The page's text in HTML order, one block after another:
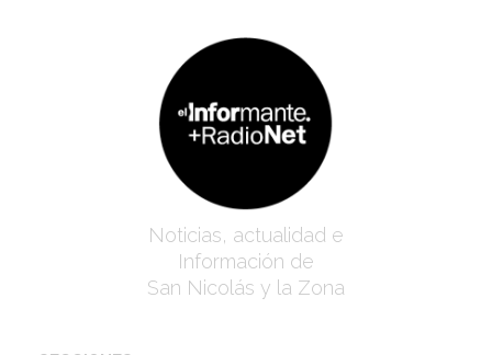
Noticias, actualidad e
Información de
San Nicolás y la Zona